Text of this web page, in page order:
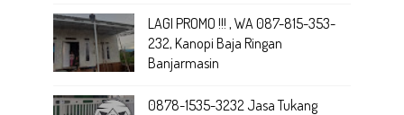
LAGI PROMO !!! , WA 087-815-353-
232, Kanopi Baja Ringan
Banjarmasin
0878-1535-3232 Jasa Tukang